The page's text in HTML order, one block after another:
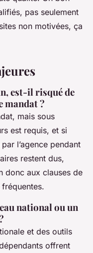
pas seulement
non motivées, ça
est-il risqué de
mandat ?
mais sous
est requis, et si
l’agence pendant
restent dus,
donc aux clauses de
national ou un
et des outils
offrent